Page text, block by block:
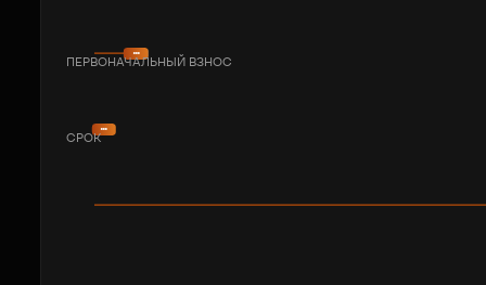
ПЕРВОНАЧАЛЬНЫЙ ВЗНОС
СРОК